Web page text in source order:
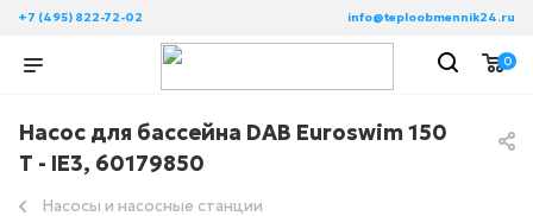
+7 (495) 822-72-02 info@teploobmennik24.ru
0
Насос для бассейна DAB Euroswim 150
T - IE3, 60179850
Насосы и насосные станции